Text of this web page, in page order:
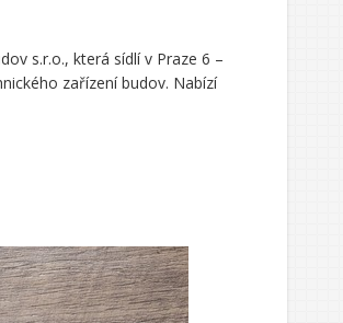
s.r.o., která sídlí v Praze 6 –
zařízení budov. Nabízí